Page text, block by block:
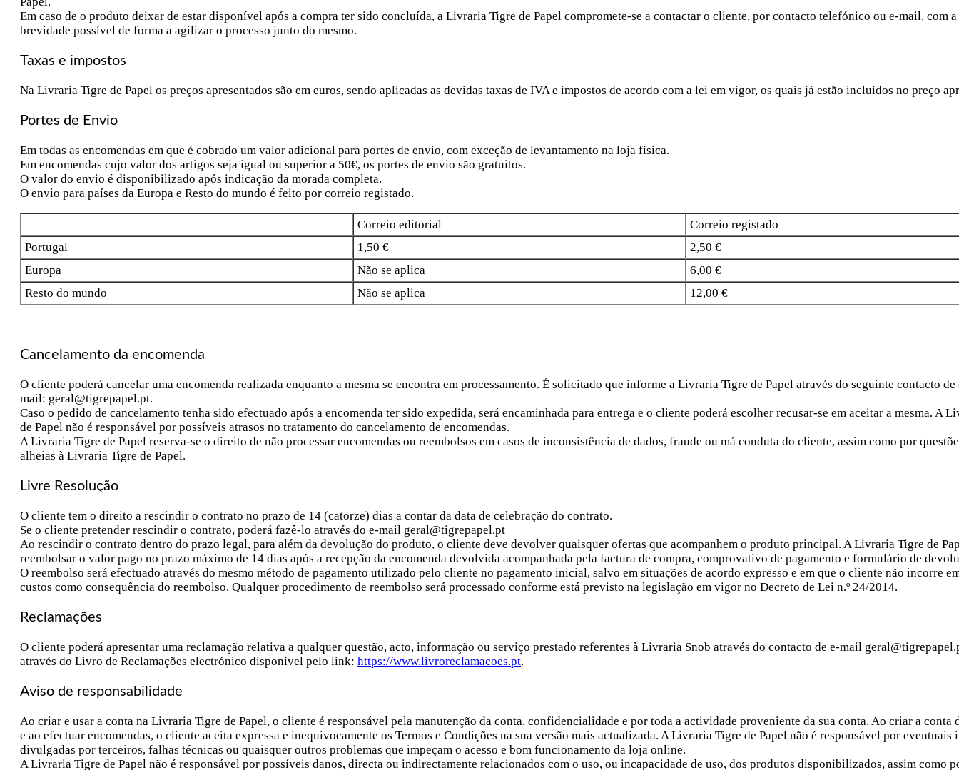
Em caso de o produto deixar de estar disponível após a compra ter sido concluída, a Livraria Tigre de Papel compromete-se a contactar o cliente, por contacto telefónico ou e-mail, com
brevidade possível de forma a agilizar o processo junto do mesmo.
Taxas e impostos
Na Livraria Tigre de Papel os preços apresentados são em euros, sendo aplicadas as devidas taxas de IVA e impostos de acordo com a lei em vigor, os quais já estão incluídos no preço
Portes de Envio
Em todas as encomendas em que é cobrado um valor adicional para portes de envio, com exceção de levantamento na loja física.
Em encomendas cujo valor dos artigos seja igual ou superior a 50€, os portes de envio são gratuitos.
O valor do envio é disponibilizado após indicação da morada completa.
O envio para países da Europa e Resto do mundo é feito por correio registado.
Correio editorial
Correio registado
Portugal
1,50 €
2,50 €
Europa
Não se aplica
6,00 €
Resto do mundo
Não se aplica 12,00 €
Cancelamento da encomenda
O cliente poderá cancelar uma encomenda realizada enquanto a mesma se encontra em processamento. É solicitado que informe a Livraria Tigre de Papel através do seguinte contacto de
mail: geral@tigrepapel.pt.
Caso o pedido de cancelamento tenha sido efectuado após a encomenda ter sido expedida, será encaminhada para entrega e o cliente poderá escolher recusar-se em aceitar a mesma. A
de Papel não é responsável por possíveis atrasos no tratamento do cancelamento de encomendas.
A Livraria Tigre de Papel reserva-se o direito de não processar encomendas ou reembolsos em casos de inconsistência de dados, fraude ou má conduta do cliente, assim como por
alheias à Livraria Tigre de Papel.
Livre Resolução
O cliente tem o direito a rescindir o contrato no prazo de 14 (catorze) dias a contar da data de celebração do contrato.
Se o cliente pretender rescindir o contrato, poderá fazê-lo através do e-mail geral@tigrepapel.pt
Ao rescindir o contrato dentro do prazo legal, para além da devolução do produto, o cliente deve devolver quaisquer ofertas que acompanhem o produto principal. A Livraria Tigre de
reembolsar o valor pago no prazo máximo de 14 dias após a recepção da encomenda devolvida acompanhada pela factura de compra, comprovativo de pagamento e formulário de
O reembolso será efectuado através do mesmo método de pagamento utilizado pelo cliente no pagamento inicial, salvo em situações de acordo expresso e em que o cliente não incorre
custos como consequência do reembolso. Qualquer procedimento de reembolso será processado conforme está previsto na legislação em vigor no Decreto de Lei n.º 24/2014.
Reclamações
O cliente poderá apresentar uma reclamação relativa a qualquer questão, acto, informação ou serviço prestado referentes à Livraria Snob através do contacto de e-mail
através do Livro de Reclamações electrónico disponível pelo link: https://www.livroreclamacoes.pt.
Aviso de responsabilidade
Ao criar e usar a conta na Livraria Tigre de Papel, o cliente é responsável pela manutenção da conta, confidencialidade e por toda a actividade proveniente da sua conta. Ao criar a conta
e ao efectuar encomendas, o cliente aceita expressa e inequivocamente os Termos e Condições na sua versão mais actualizada. A Livraria Tigre de Papel não é responsável por eventuais
divulgadas por terceiros, falhas técnicas ou quaisquer outros problemas que impeçam o acesso e bom funcionamento da loja online.
A Livraria Tigre de Papel não é responsável por possíveis danos, directa ou indirectamente relacionados com o uso, ou incapacidade de uso, dos produtos disponibilizados, assim como